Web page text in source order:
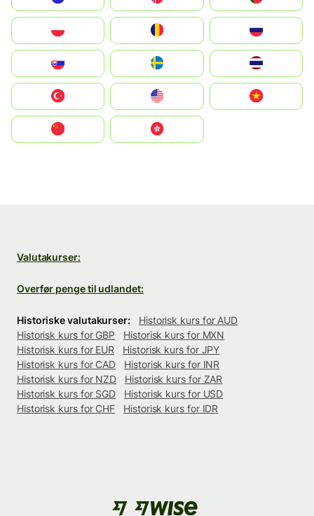
United States
中國香港特別行政區
Valutakurser:
Overfør penge til udlandet:
Historiske valutakurser:
Historisk kurs for AUD
Historisk kurs for GBP
Historisk kurs for MXN
Historisk kurs for EUR
Historisk kurs for JPY
Historisk kurs for CAD
Historisk kurs for INR
Historisk kurs for NZD
Historisk kurs for ZAR
Historisk kurs for SGD
Historisk kurs for USD
Historisk kurs for CHF
Historisk kurs for IDR